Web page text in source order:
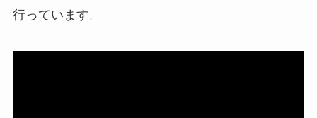
行っています。